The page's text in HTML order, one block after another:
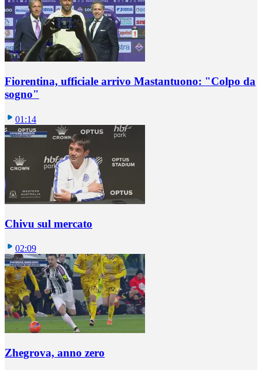
Fiorentina, ufficiale arrivo Mastantuono: "Colpo da
sogno"
01:14
Chivu sul mercato
02:09
Zhegrova, anno zero